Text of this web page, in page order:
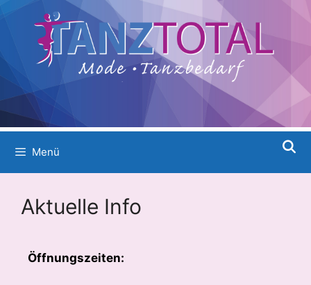
Menü
Aktuelle Info
Öffnungszeiten: